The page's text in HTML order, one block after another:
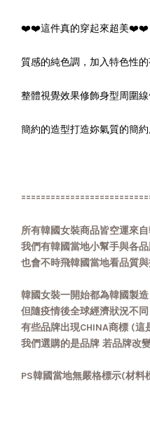
❤️❤️這件真的穿起來超美❤️❤️
質感的純色調，加入特色性
整體視覺效果修飾身型周圍線
簡約的造型打造妳氣質的簡
所有韓國女裝商品皆空運來自
我們有韓國當地小幫手與各
也會不時飛韓國當地看品質
韓國女裝一開始都為韓國製
但隨疫情後全球經濟狀況不
有些品牌出現CHINA商標 (
我們選購的是品牌 若品牌改
PS韓國當地無嚴格標示(材料